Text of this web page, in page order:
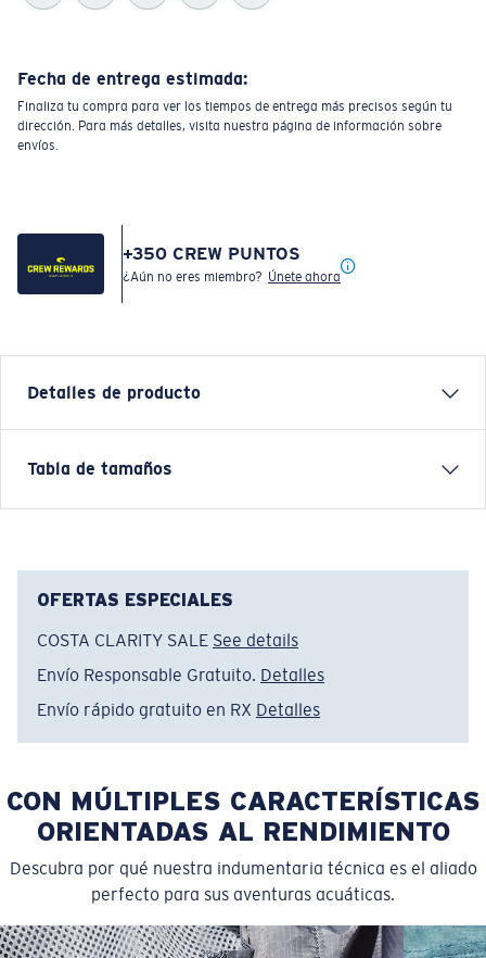
Fecha de entrega estimada:
Finaliza tu compra para ver los tiempos de entrega más precisos según tu
dirección. Para más detalles, visita nuestra página de información sobre
envíos.
+350 CREW PUNTOS
¿Aún no eres miembro? Únete ahora
Detalles de producto
Each graphic tee represents a story from the water—
movement of marine ecosystems.
Artículo n.°:FQA401353-760
Color: Verde Musgo
Tabla de tamaños
OFERTAS ESPECIALES
COSTA CLARITY SALE See details
Envío Responsable Gratuito. Detalles
Envío rápido gratuito en RX Detalles
CON MÚLTIPLES CARACTERÍSTICAS
ORIENTADAS AL RENDIMIENTO
Descubra por qué nuestra indumentaria técnica es el aliado
perfecto para sus aventuras acuáticas.